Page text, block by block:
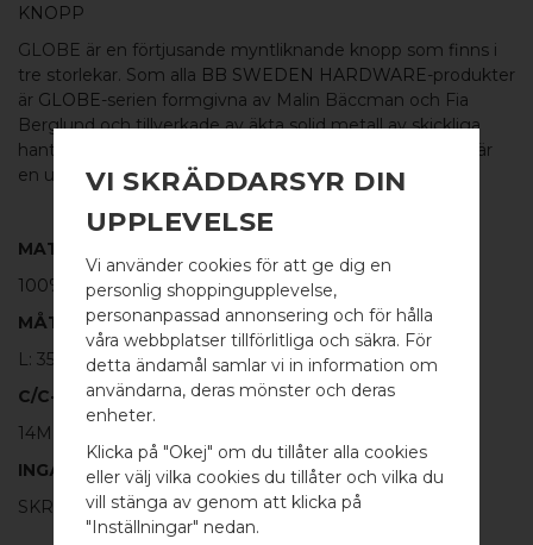
WELCOME TO
BB SWEDEN HARDWARE
Välj land / Choose country
KNOPP
GLOBE är en förtjusande myntliknande knopp som finns i
tre storlekar. Som alla BB SWEDEN HARDWARE-produkter
är GLOBE-serien formgivna av Malin Bäccman och Fia
Berglund och tillverkade av äkta solid metall av skickliga
hantverkare och håller därmed högsta kvalitet. GLOBE är
en underbar knopp t.ex. till lådor och luckor på möbler.
MATERIAL:
100% POLERAT ROSTFRITT STÅL
MÅTT
L: 35MM H: 31MM TJ: 6MM
C/C-MÅTT
14MM
INGÅR
SKRUV FÖR LUCKA: M4 X 25MM - 2 ST
VI SKRÄDDARSYR DIN
UPPLEVELSE
Vi använder cookies för att ge dig en
personlig shoppingupplevelse,
personanpassad annonsering och för hålla
våra webbplatser tillförlitliga och säkra. För
detta ändamål samlar vi in information om
användarna, deras mönster och deras
enheter.
Klicka på "Okej" om du tillåter alla cookies
eller välj vilka cookies du tillåter och vilka du
vill stänga av genom att klicka på
"Inställningar" nedan.